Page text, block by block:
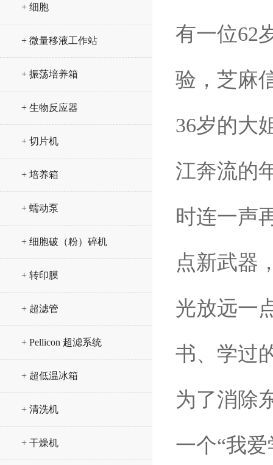
+ 细胞
+ 微量移液工作站
+ 振荡培养箱
+ 生物反应器
+ 切片机
+ 培养箱
+ 蠕动泵
+ 细胞破（粉）碎机
+ 转印膜
+ 超滤管
+ Pellicon 超滤系统
+ 超低温冰箱
+ 清洗机
+ 干燥机
有一位62
验，芝麻
36岁的大
江奔流的
时连一声
点新武器
光放远一
书、学过
为了消除
一个“我